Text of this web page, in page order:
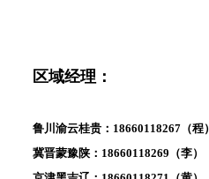
区域经理：
鲁川渝云桂贵：18660118267（程）
冀晋蒙豫陕：18660118269（李）